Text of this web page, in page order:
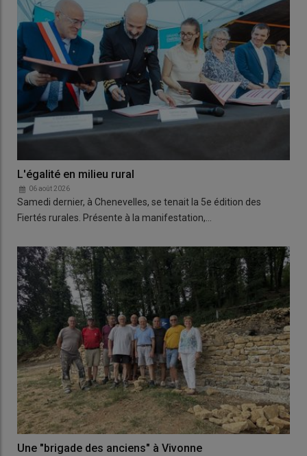
L'égalité en milieu rural
06 août 2026
Samedi dernier, à Chenevelles, se tenait la 5e édition des
Fiertés rurales. Présente à la manifestation,…
Une "brigade des anciens" à Vivonne